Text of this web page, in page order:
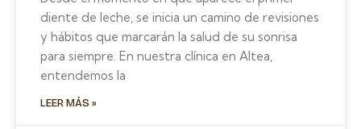
diente de leche, se inicia un camino de revisiones
y hábitos que marcarán la salud de su sonrisa
para siempre. En nuestra clínica en Altea,
entendemos la
LEER MÁS »